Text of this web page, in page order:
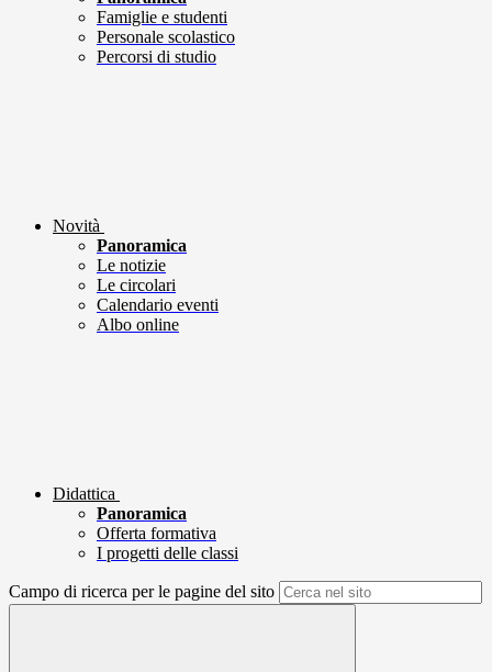
Famiglie e studenti
Personale scolastico
Percorsi di studio
Novità
Panoramica
Le notizie
Le circolari
Calendario eventi
Albo online
Didattica
Panoramica
Offerta formativa
I progetti delle classi
Campo di ricerca per le pagine del sito